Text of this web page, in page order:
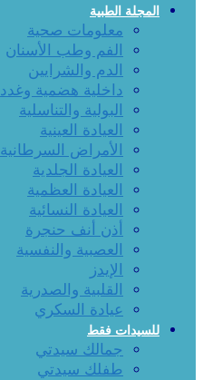
المجلة الطبية
معلومات صحية
الفم وطب الأسنان
الدم والشرايين
داخلية هضمية وغدد
البولية والتناسلية
العيادة العينية
الأمراض السرطانية
العيادة الجلدية
العيادة العظمية
العيادة النسائية
أذن أنف حنجرة
العصبية والنفسية
الإيدز
القلبية والصدرية
عيادة السكري
للسيدات فقط
جمالك سيدتي
طفلك سيدتي